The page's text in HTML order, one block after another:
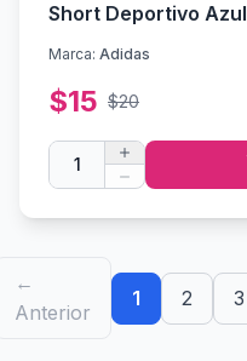
Short Deportivo Azul
Marca: Adidas
$15 $20
1
←
Anterior
1 2 3